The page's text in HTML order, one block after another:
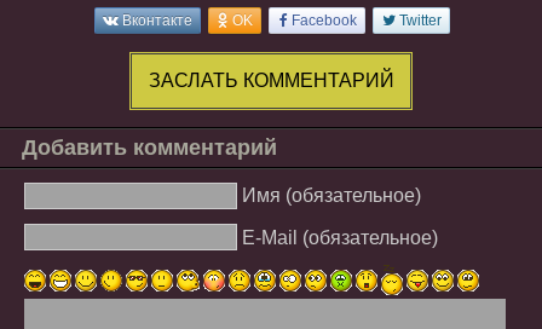
Вконтакте OK Facebook Twitter
ЗАСЛАТЬ КОММЕНТАРИЙ
Добавить комментарий
Имя (обязательное)
E-Mail (обязательное)